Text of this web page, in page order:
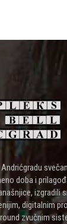
doba i
izgradili
digitalnim
zvučnim